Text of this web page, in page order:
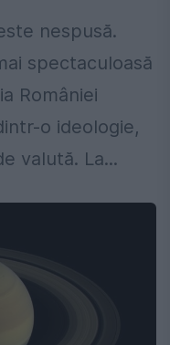
nespusă.
spectaculoasă
României
o ideologie,
valută. La...